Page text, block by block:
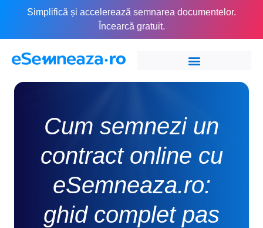
Simplifică și accelerează semnarea documentelor.
Încearcă gratuit.
Cum semnezi un
contract online cu
eSemneaza.ro:
ghid complet pas